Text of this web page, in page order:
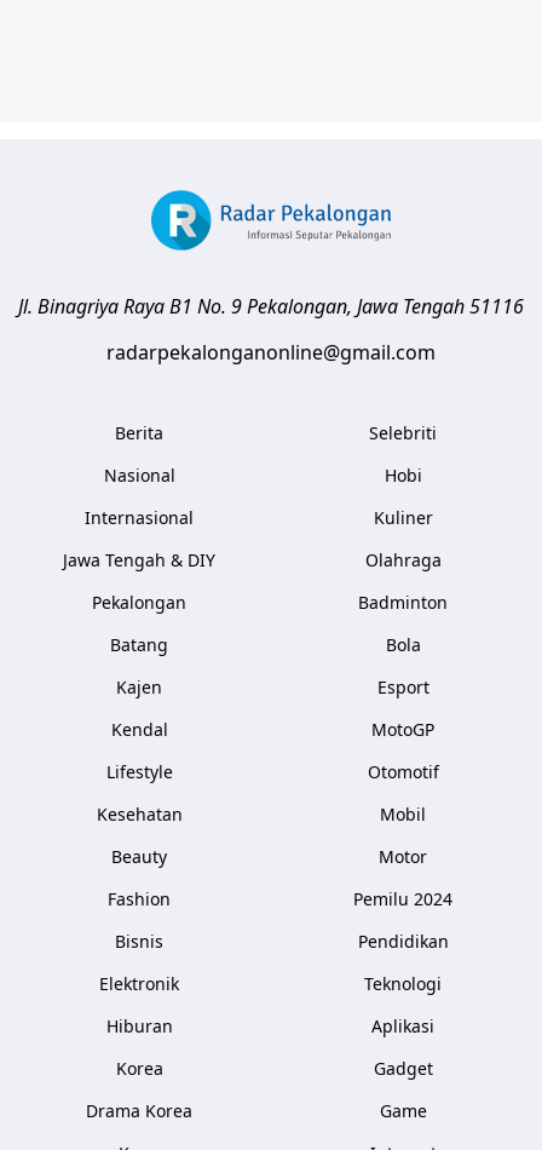
Jl. Binagriya Raya B1 No. 9Pekalongan, Jawa Tengah51116
radarpekalonganonline@gmail.com
Berita
Nasional
Internasional
Jawa Tengah & DIY
Pekalongan
Batang
Kajen
Kendal
Lifestyle
Kesehatan
Beauty
Fashion
Bisnis
Elektronik
Hiburan
Korea
Drama Korea
Selebriti
Hobi
Kuliner
Olahraga
Badminton
Bola
Esport
MotoGP
Otomotif
Mobil
Motor
Pemilu 2024
Pendidikan
Teknologi
Aplikasi
Gadget
Game